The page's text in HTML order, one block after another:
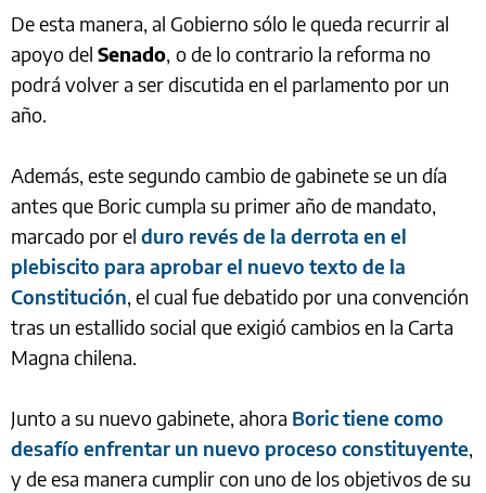
De esta manera, al Gobierno sólo le queda recurrir al
apoyo del Senado, o de lo contrario la reforma no
podrá volver a ser discutida en el parlamento por un
año.
Además, este segundo cambio de gabinete se un día
antes que Boric cumpla su primer año de mandato,
marcado por el duro revés de la derrota en el
plebiscito para aprobar el nuevo texto de la
Constitución, el cual fue debatido por una convención
tras un estallido social que exigió cambios en la Carta
Magna chilena.
Junto a su nuevo gabinete, ahora Boric tiene como
desafío enfrentar un nuevo proceso constituyente,
y de esa manera cumplir con uno de los objetivos de su